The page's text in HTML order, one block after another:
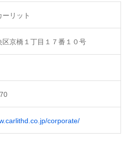
リット
区京橋１丁目１７番１０号
corporate/